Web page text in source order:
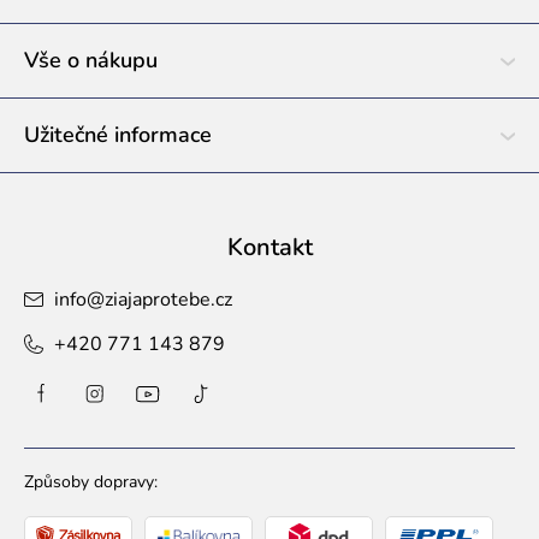
t
Vše o nákupu
Užitečné informace
Kontakt
info@ziajaprotebe.cz
+420 771 143 879
Způsoby dopravy: